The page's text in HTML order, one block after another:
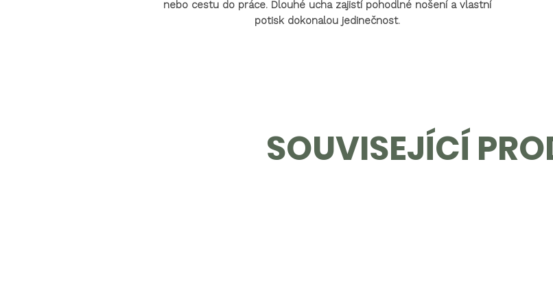
nebo cestu do práce. Dlouhé ucha zajistí pohodlné nošení a vlastní
potisk dokonalou jedinečnost.
SOUVISEJÍCÍ